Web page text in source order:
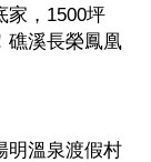
家，1500坪
礁溪長榮鳳凰
明溫泉渡假村